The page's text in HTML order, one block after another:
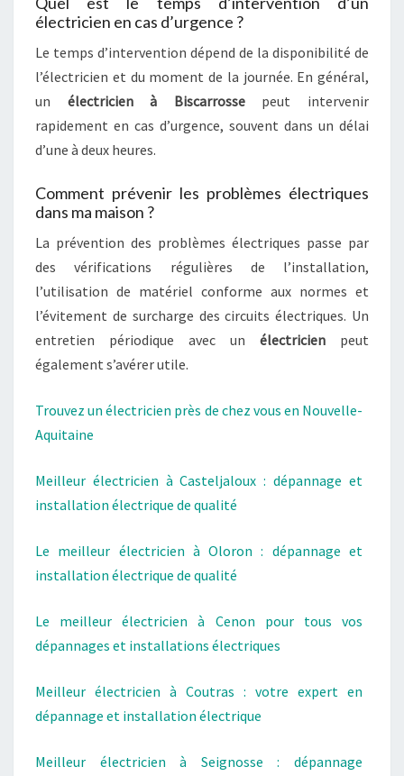
électricien en cas d’urgence ?
Le temps d’intervention dépend de la disponibilité de
l’électricien et du moment de la journée. En général,
un électricien à Biscarrossepeut intervenir
rapidement en cas d’urgence, souvent dans un délai
d’une à deux heures.
Comment prévenir les problèmes électriques
dans ma maison ?
La prévention des problèmes électriques passe par
des vérifications régulières de l’installation,
l’utilisation de matériel conforme aux normes et
l’évitement de surcharge des circuits électriques. Un
entretien périodique avec un électricien peut
également s’avérer utile.
Trouvez un électricien près de chez vous en Nouvelle-
Aquitaine
Meilleur électricien à Casteljaloux : dépannage et
installation électrique de qualité
Le meilleur électricien à Oloron : dépannage et
installation électrique de qualité
Le meilleur électricien à Cenon pour tous vos
dépannages et installations électriques
Meilleur électricien à Coutras : votre expert en
dépannage et installation électrique
Meilleur électricien à Seignosse : dépannage